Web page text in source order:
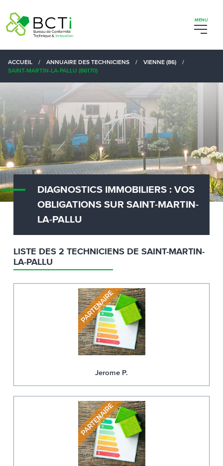
ACCUEIL / ANNUAIRE DES TECHNICIENS / VIENNE (86)
/
SAINT-MARTIN-LA-PALLU (86170)
DIAGNOSTICS IMMOBILIERS : VOS
OBLIGATIONS SUR SAINT-MARTIN-
LA-PALLU
LISTE DES 2 TECHNICIENS DE SAINT-MARTIN-
LA-PALLU
Jerome P.